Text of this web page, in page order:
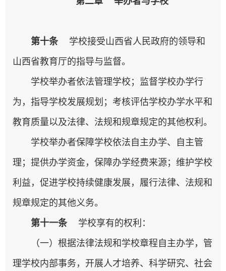
第十条 学校接受山西省人民政府的领导和
山西省教育厅的指导与监督。
学校举办者依法管理学校；监督学校办学行
为，指导学校发展规划；考核评估学校办学水平和
教育质量以及法律、法规和规章规定的其他权利。
学校举办者保障学校依法自主办学、自主管
理；提供办学资金，保障办学经费来源；维护学校
利益，促进学校持续健康发展，履行法律、法规和
规章规定的其他义务。
第十一条 学校享有的权利：
（一）根据法律法规和学校章程自主办学，管
理学校内部事务，开展人才培养、科学研究、社会